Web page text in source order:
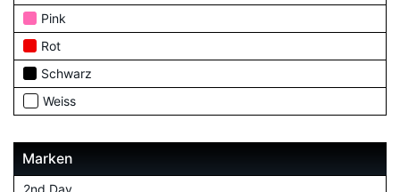
Pink
Rot
Schwarz
Weiss
Marken